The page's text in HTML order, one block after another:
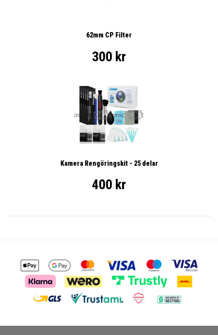
62mm CP Filter
300 kr
Kamera Rengöringskit - 25 delar
400 kr